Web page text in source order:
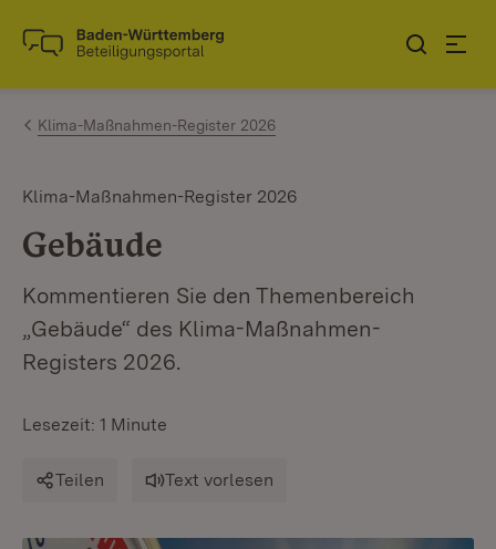
Zum Inhalt springen
Link zur Startseite
Klima-Maßnahmen-Register 2026
Klima-Maßnahmen-Register 2026
Gebäude
Kommentieren Sie den Themenbereich
„Gebäude“ des Klima-Maßnahmen-
Registers 2026.
Lesezeit: 1 Minute
Teilen Text vorlesen